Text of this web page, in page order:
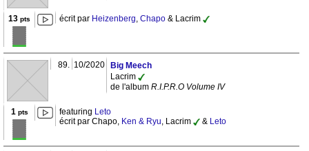
13 pts écrit par Heizenberg, Chapo & Lacrim
89. 10/2020
Big Meech
Lacrim
de l'album R.I.P.R.O Volume IV
1 pts featuring Leto
écrit par Chapo, Ken & Ryu, Lacrim & Leto